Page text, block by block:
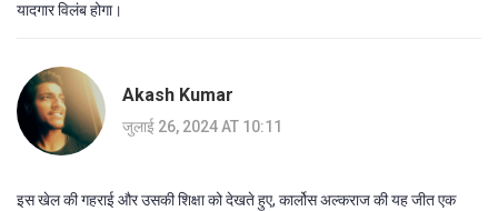
यादगार विलंब होगा।
Akash Kumar
जुलाई 26, 2024 AT 10:11
इस खेल की गहराई और उसकी शिक्षा को देखते हुए, कार्लोस अल्कराज की यह जीत एक